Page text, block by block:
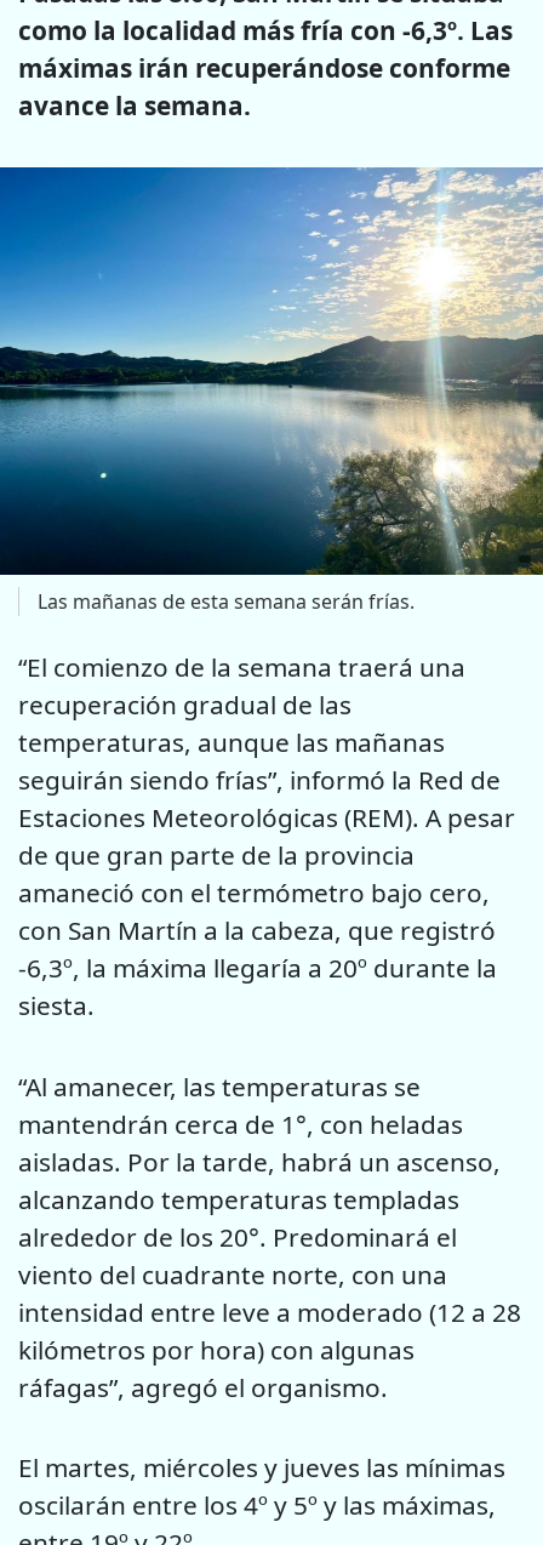
como la localidad más fría con -6,3º. Las
máximas irán recuperándose conforme
avance la semana.
Las mañanas de esta semana serán frías.
“El comienzo de la semana traerá una
recuperación gradual de las
temperaturas, aunque las mañanas
seguirán siendo frías”, informó la Red de
Estaciones Meteorológicas (REM). A pesar
de que gran parte de la provincia
amaneció con el termómetro bajo cero,
con San Martín a la cabeza, que registró
-6,3º, la máxima llegaría a 20º durante la
siesta.
“Al amanecer, las temperaturas se
mantendrán cerca de 1°, con heladas
aisladas. Por la tarde, habrá un ascenso,
alcanzando temperaturas templadas
alrededor de los 20°. Predominará el
viento del cuadrante norte, con una
intensidad entre leve a moderado (12 a 28
kilómetros por hora) con algunas
ráfagas”, agregó el organismo.
El martes, miércoles y jueves las mínimas
oscilarán entre los 4º y 5º y las máximas,